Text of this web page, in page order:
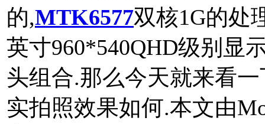
的,MTK6577双核1G的处
英寸960*540QHD级别显
头组合.那么今天就来看
实拍照效果如何.本文由